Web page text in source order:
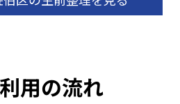
用の流れ